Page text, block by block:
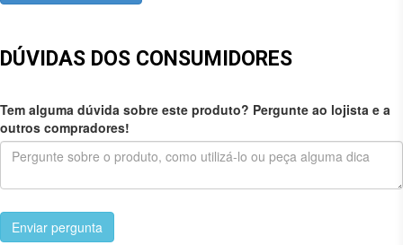
DÚVIDAS DOS CONSUMIDORES
Tem alguma dúvida sobre este produto? Pergunte ao lojista e a
outros compradores!
Enviar pergunta